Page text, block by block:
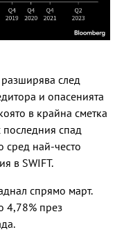
след
и опасенията
в крайна сметка
последния спад
сред най-често
в SWIFT.
спрямо март.
4,78% през